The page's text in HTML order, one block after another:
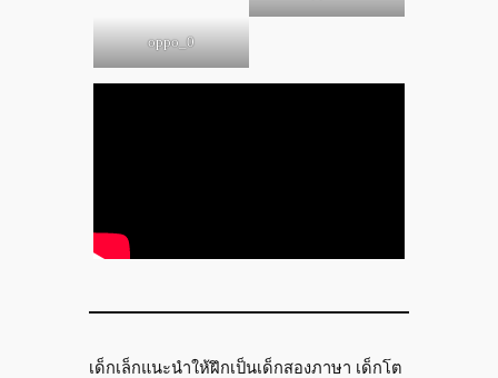
oppo_0
เด็กเล็กแนะนำให้ฝึกเป็นเด็กสองภาษา เด็กโต